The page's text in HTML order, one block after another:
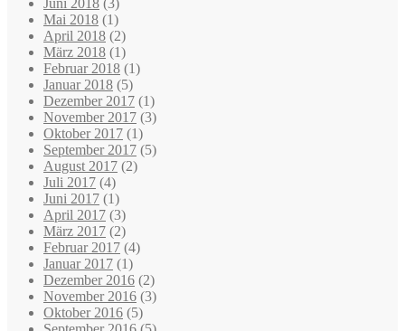
Juni 2018 (3)
Mai 2018 (1)
April 2018 (2)
März 2018 (1)
Februar 2018 (1)
Januar 2018 (5)
Dezember 2017 (1)
November 2017 (3)
Oktober 2017 (1)
September 2017 (5)
August 2017 (2)
Juli 2017 (4)
Juni 2017 (1)
April 2017 (3)
März 2017 (2)
Februar 2017 (4)
Januar 2017 (1)
Dezember 2016 (2)
November 2016 (3)
Oktober 2016 (5)